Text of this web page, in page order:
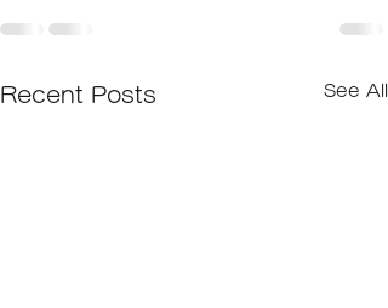
Recent Posts See All